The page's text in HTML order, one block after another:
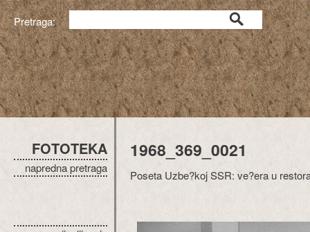
Pretraga:
FOTOTEKA
napredna pretraga
1968_369_0021
Poseta Uzbe?koj SSR: ve?era u